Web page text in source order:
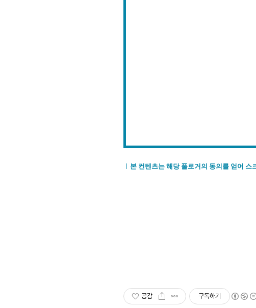
※ 위
※
본 컨텐츠는 해당 풀로거의 동의를 얻어 스
공감 구독하기